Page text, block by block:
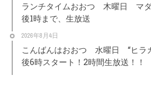
ランチタイムおおつ 木曜日 マダ
後1時まで、生放送
2026年8月4日
こんばんはおおつ 水曜日 “ヒラ
後6時スタート！2時間生放送！！